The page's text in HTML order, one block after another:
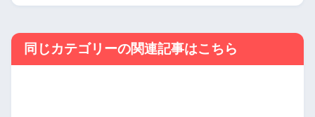
同じカテゴリーの関連記事はこちら